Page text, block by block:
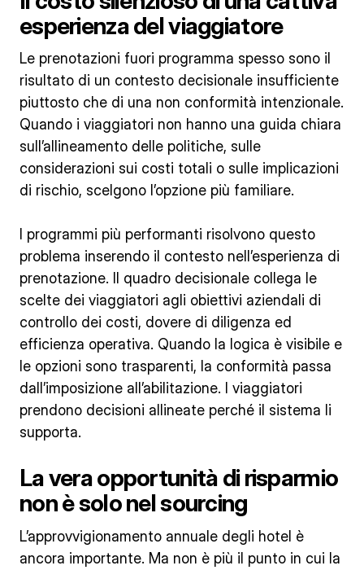
esperienza del viaggiatore
Le prenotazioni fuori programma spesso sono il
risultato di un contesto decisionale insufficiente
piuttosto che di una non conformità intenzionale.
Quando i viaggiatori non hanno una guida chiara
sull’allineamento delle politiche, sulle
considerazioni sui costi totali o sulle implicazioni
di rischio, scelgono l’opzione più familiare.
I programmi più performanti risolvono questo
problema inserendo il contesto nell’esperienza di
prenotazione. Il quadro decisionale collega le
scelte dei viaggiatori agli obiettivi aziendali di
controllo dei costi, dovere di diligenza ed
efficienza operativa. Quando la logica è visibile e
le opzioni sono trasparenti, la conformità passa
dall’imposizione all’abilitazione. I viaggiatori
prendono decisioni allineate perché il sistema li
supporta.
La vera opportunità di risparmio
non è solo nel sourcing
L’approvvigionamento annuale degli hotel è
ancora importante. Ma non è più il punto in cui la